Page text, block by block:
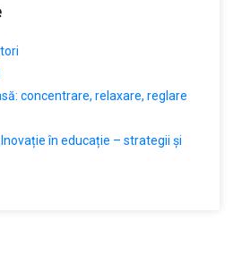
concentrare, relaxare, reglare
în educație – strategii și